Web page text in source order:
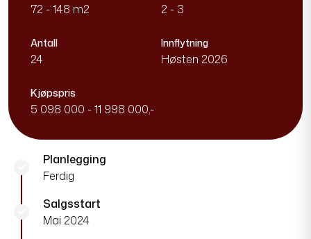
72 - 148 m2 2 - 3
Antall
24
Innflytning
Høsten 2026
Kjøpspris
5 098 000 - 11 998 000,-
Planlegging
Ferdig
Salgsstart
Mai 2024